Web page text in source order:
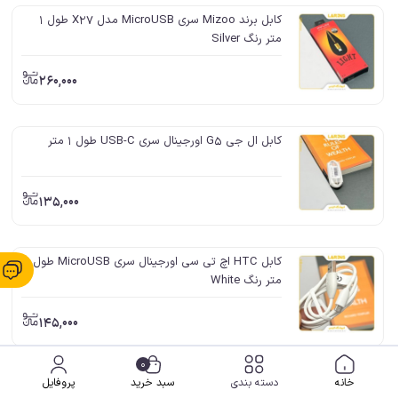
کابل برند Mizoo سری MicroUSB مدل X27 طول 1
متر رنگ Silver
260,000
کابل ال جی G5 اورجينال سری USB-C طول 1 متر
135,000
کابل HTC اچ تی سی اورجینال سری MicroUSB طول 1
متر رنگ White
145,000
کابل HTC اورجینال سری MicroUSB طول 1 متر رنگ
پروفایل
0
سبد خرید دسته بندی خانه